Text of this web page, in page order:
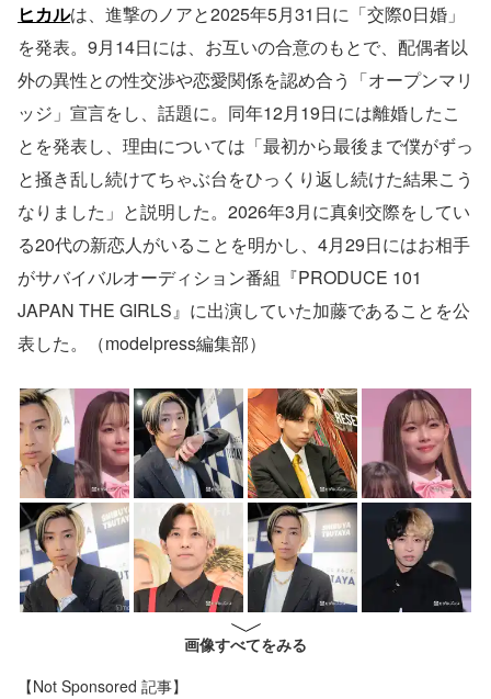
ヒカルは、進撃のノアと2025年5月31日に「交際0日婚」
を発表。9月14日には、お互いの合意のもとで、配偶者以
外の異性との性交渉や恋愛関係を認め合う「オープンマリ
ッジ」宣言をし、話題に。同年12月19日には離婚したこ
とを発表し、理由については「最初から最後まで僕がずっ
と掻き乱し続けてちゃぶ台をひっくり返し続けた結果こう
なりました」と説明した。2026年3月に真剣交際をしてい
る20代の新恋人がいることを明かし、4月29日にはお相手
がサバイバルオーディション番組『PRODUCE 101
JAPAN THE GIRLS』に出演していた加藤であることを公
表した。（modelpress編集部）
画像すべてをみる
【Not Sponsored 記事】